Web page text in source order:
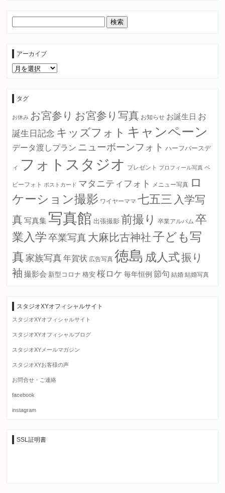
アーカイブ
ア
ー
タグ
お休み お宮参り お宮参り写真 お知らせ お誕生日 お
誕生日記念 キッズフォト キャンペーン
データ渡しプラン ニューボーンフォト ハーフバースデ
ィ フォトスタジオ プレゼント プロフィール写真 ベ
ビーフォト ポストカード マタニティフォト メニュー写真 ロ
ケーション撮影 ワイヤーママ 七五三 入学写
真 写真集 写真館 出張撮影 前撮り 卒業アルパム 卒
業入学 卒業写真大麻比古神社子ども写
真 家族写真年賀状 広告写真 徳島 成人式振り
袖 撮影会 新型コロナ 格安 桜ロケ 毎年恒例 節句 結婚 結婚写真
スタジオXYオフィシャルサイト
スタジオXYオフィシャルサイト
スタジオXYオフィシャルブログ
スタジオXYメールマガジン
スタジオXYお客様の声
お問合せ・ご連絡
facebook
instagram
SSL証明書